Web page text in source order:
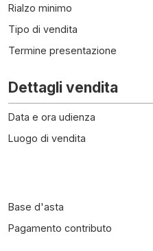
Rialzo minimo
Tipo di vendita
Termine presentazione
Dettagli vendita
Data e ora udienza
Luogo di vendita
Base d'asta
Pagamento contributo